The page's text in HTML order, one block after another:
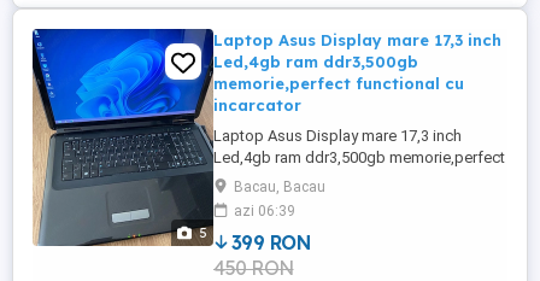
5
Laptop Asus Display mare 17,3 inch
Led,4gb ram ddr3,500gb
memorie,perfect functional cu
incarcator
Laptop Asus Display mare 17,3 inch
Led,4gb ram ddr3,500gb memorie,perfect
functional cu incarcator se da cu
proba.Trimit și in țara cu curierul.
Bacau, Bacau
azi 06:39
399 RON
450 RON